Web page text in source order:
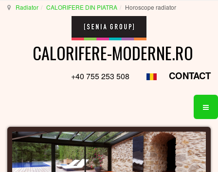
Radiator CALORIFERE DIN PIATRA Horoscope radiator
CALORIFERE-MODERNE.RO
+40 755 253 508 CONTACT